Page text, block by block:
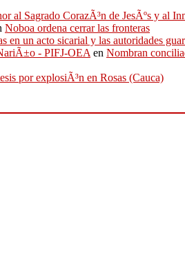
al Sagrado CorazÃ³n de JesÃºs y al
Noboa ordena cerrar las fronteras
en un acto sicarial y las autoridades
- PIFJ-OEA en Nombran
por explosiÃ³n en Rosas (Cauca)